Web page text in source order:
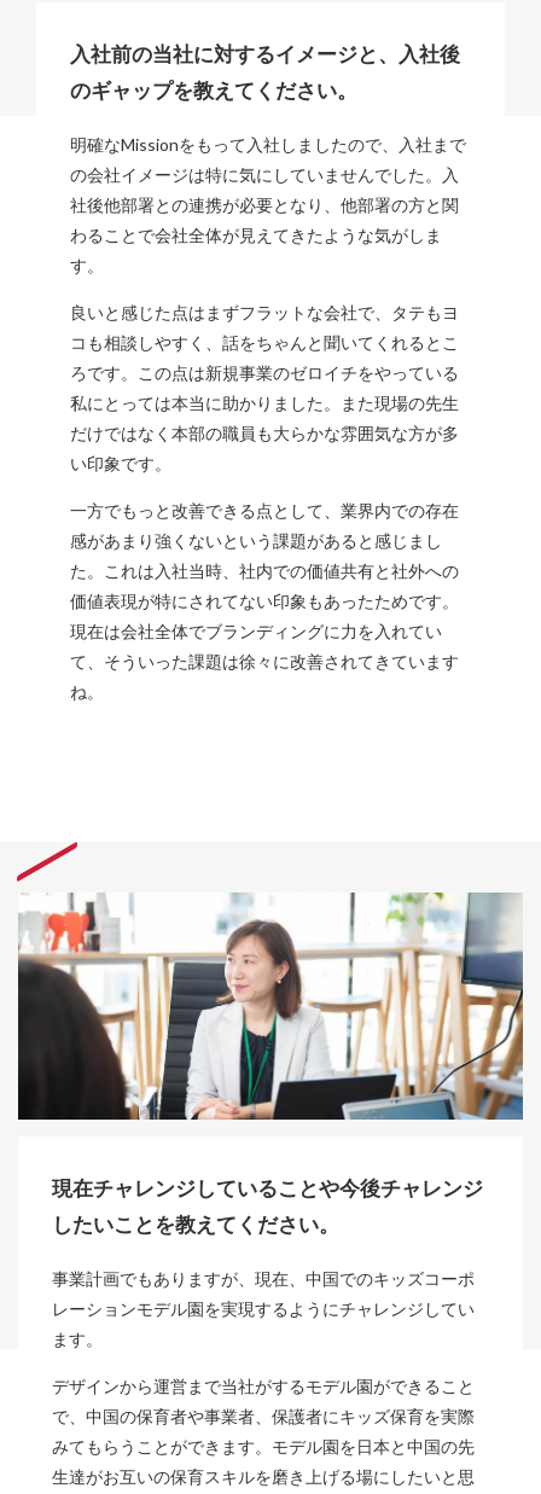
入社前の当社に対するイメージと、入社後
のギャップを教えてください。
明確なMissionをもって入社しましたので、入社まで
の会社イメージは特に気にしていませんでした。入
社後他部署との連携が必要となり、他部署の方と関
わることで会社全体が見えてきたような気がしま
す。
良いと感じた点はまずフラットな会社で、タテもヨ
コも相談しやすく、話をちゃんと聞いてくれるとこ
ろです。この点は新規事業のゼロイチをやっている
私にとっては本当に助かりました。また現場の先生
だけではなく本部の職員も大らかな雰囲気な方が多
い印象です。
一方でもっと改善できる点として、業界内での存在
感があまり強くないという課題があると感じまし
た。これは入社当時、社内での価値共有と社外への
価値表現が特にされてない印象もあったためです。
現在は会社全体でブランディングに力を入れてい
て、そういった課題は徐々に改善されてきています
ね。
現在チャレンジしていることや今後チャレンジ
したいことを教えてください。
事業計画でもありますが、現在、中国でのキッズコーポ
レーションモデル園を実現するようにチャレンジしてい
ます。
デザインから運営まで当社がするモデル園ができること
で、中国の保育者や事業者、保護者にキッズ保育を実際
みてもらうことができます。モデル園を日本と中国の先
生達がお互いの保育スキルを磨き上げる場にしたいと思